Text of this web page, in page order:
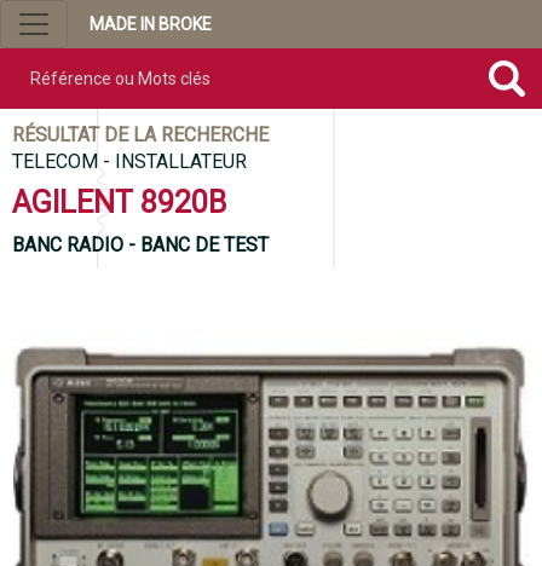
MADE IN BROKE
RÉSULTAT DE LA RECHERCHE
TELECOM - INSTALLATEUR
AGILENT 8920B
BANC RADIO - BANC DE TEST